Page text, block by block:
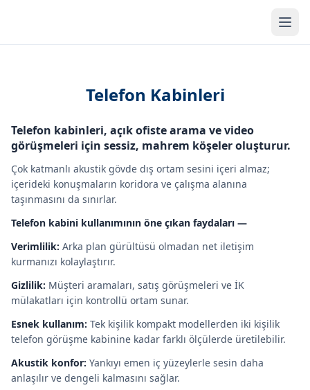
Telefon Kabinleri
Telefon kabinleri, açık ofiste arama ve video
görüşmeleri için sessiz, mahrem köşeler oluşturur.
Çok katmanlı akustik gövde dış ortam sesini içeri almaz;
içerideki konuşmaların koridora ve çalışma alanına
taşınmasını da sınırlar.
Telefon kabini kullanımının öne çıkan faydaları —
Verimlilik: Arka plan gürültüsü olmadan net iletişim
kurmanızı kolaylaştırır.
Gizlilik: Müşteri aramaları, satış görüşmeleri ve İK
mülakatları için kontrollü ortam sunar.
Esnek kullanım: Tek kişilik kompakt modellerden iki kişilik
telefon görüşme kabinine kadar farklı ölçülerde üretilebilir.
Akustik konfor: Yankıyı emen iç yüzeylerle sesin daha
anlaşılır ve dengeli kalmasını sağlar.